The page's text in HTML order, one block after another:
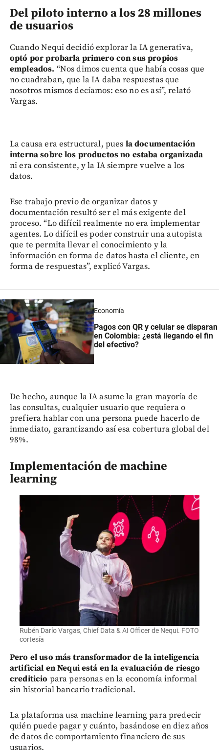
Del piloto interno a los 28 millones
de usuarios
Cuando Nequi decidió explorar la IA generativa,
optó por probarla primero con sus propios
empleados. “Nos dimos cuenta que había cosas que
no cuadraban, que la IA daba respuestas que
nosotros mismos decíamos: eso no es así”, relató
Vargas.
La causa era estructural, pues la documentación
interna sobre los productos no estaba organizada
ni era consistente, y la IA siempre vuelve a los
datos.
Ese trabajo previo de organizar datos y
documentación resultó ser el más exigente del
proceso. “Lo difícil realmente no era implementar
agentes. Lo difícil es poder construir una autopista
que te permita llevar el conocimiento y la
información en forma de datos hasta el cliente, en
forma de respuestas”, explicó Vargas.
Economía
Pagos con QR y celular se disparan
en Colombia: ¿está llegando el fin
del efectivo?
De hecho, aunque la IA asume la gran mayoría de
las consultas, cualquier usuario que requiera o
prefiera hablar con una persona puede hacerlo de
inmediato, garantizando así esa cobertura global del
98%.
Implementación de machine
learning
Rubén Darío Vargas, Chief Data & AI Officer de Nequi. FOTO
cortesía
Pero el uso más transformador de la inteligencia
artificial en Nequi está en la evaluación de riesgo
crediticio para personas en la economía informal
sin historial bancario tradicional.
La plataforma usa machine learning para predecir
quién puede pagar y cuánto, basándose en diez años
de datos de comportamiento financiero de sus
usuarios.